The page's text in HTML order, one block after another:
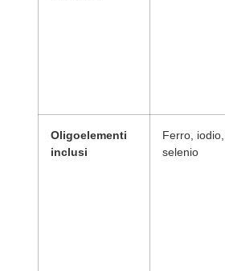
Oligoelementi
inclusi
Ferro, iodio,
selenio